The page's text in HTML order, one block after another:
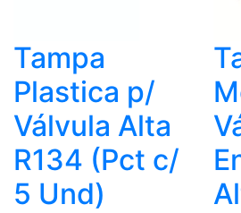
Tampa
Plastica p/
Válvula Alta
R134 (Pct c/
5 Und)